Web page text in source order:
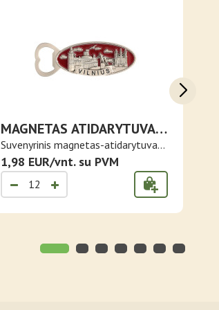
MAGNETAS ATIDARYTUVAS
VILNIUS SU ŽYMIAUSIOMIS
VIETOMIS
Suvenyrinis magnetas-atidarytuvas
Viln..
1,98 EUR/vnt. su PVM